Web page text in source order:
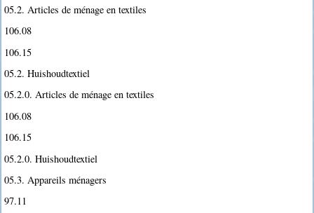
05.2. Articles de ménage en textiles
106.08
106.15
05.2. Huishoudtextiel
05.2.0. Articles de ménage en textiles
106.08
106.15
05.2.0. Huishoudtextiel
05.3. Appareils ménagers
97.11